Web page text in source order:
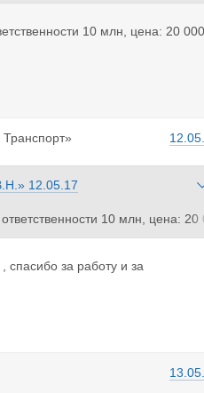
10 млн, цена: 20
12.05.17
10 млн, цена: 20
спасибо за работу и за